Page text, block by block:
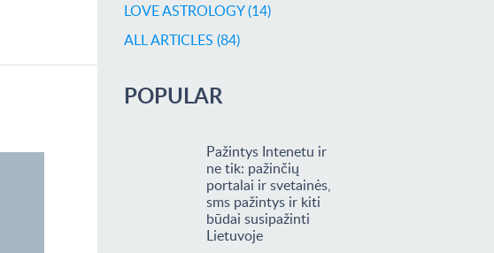
LOVE ASTROLOGY (14)
ALL ARTICLES (84)
POPULAR
Pažintys Intenetu ir
ne tik: pažinčių
portalai ir svetainės,
sms pažintys ir kiti
būdai susipažinti
Lietuvoje